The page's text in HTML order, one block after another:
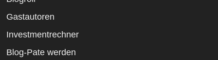
Gastautoren
Investmentrechner
Blog-Pate werden